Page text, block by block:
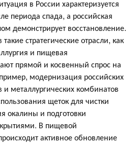
в России характеризуется
периода спада, а российская
демонстрирует восстановление.
стратегические отрасли, как
и пищевая
прямой и косвенный спрос на
модернизация российских
и металлургических комбинатов
щеток для чистки
окалины и подготовки
В пищевой
активное обновление